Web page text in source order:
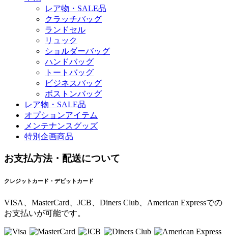
レア物・SALE品
クラッチバッグ
ランドセル
リュック
ショルダーバッグ
ハンドバッグ
トートバッグ
ビジネスバッグ
ボストンバッグ
レア物・SALE品
オプションアイテム
メンテナンスグッズ
特別企画商品
お支払方法・配送について
クレジットカード・デビットカード
VISA、MasterCard、JCB、Diners Club、American Expressでの
お支払いが可能です。